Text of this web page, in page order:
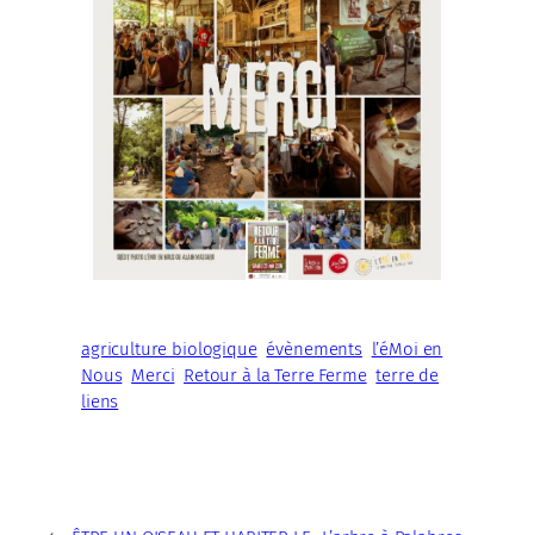
agriculture biologique évènements l’éMoi en
Nous Merci Retour à la Terre Ferme terre de
liens